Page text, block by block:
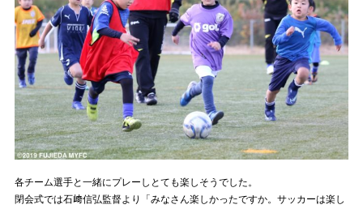
各チーム選手と一緒にプレーしとても楽しそうでした。
閉会式では石﨑信弘監督より「みなさん楽しかったですか。サッカーは楽し